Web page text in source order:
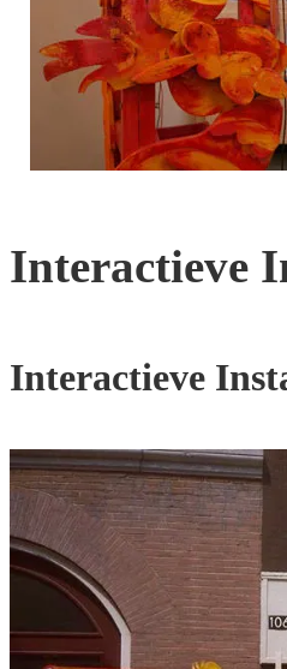
Interactieve
Interactieve